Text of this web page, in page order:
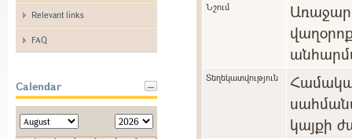
Relevant links
FAQ
Calendar
Նշում
Տեղեկատվություն
կայքի